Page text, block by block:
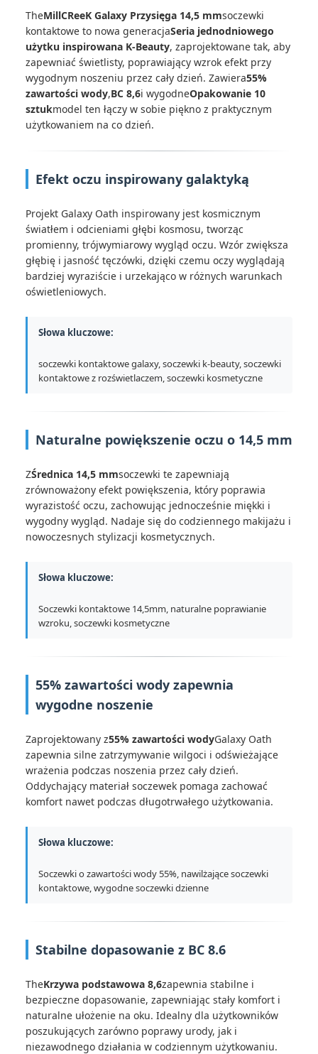
TheMillCReeK Galaxy Przysięga 14,5 mmsoczewki
kontaktowe to nowa generacjaSeria jednodniowego
użytku inspirowana K-Beauty, zaprojektowane tak, aby
zapewniać świetlisty, poprawiający wzrok efekt przy
wygodnym noszeniu przez cały dzień. Zawiera55%
zawartości wody,BC 8,6i wygodneOpakowanie 10
sztukmodel ten łączy w sobie piękno z praktycznym
użytkowaniem na co dzień.
Efekt oczu inspirowany galaktyką
Projekt Galaxy Oath inspirowany jest kosmicznym
światłem i odcieniami głębi kosmosu, tworząc
promienny, trójwymiarowy wygląd oczu. Wzór zwiększa
głębię i jasność tęczówki, dzięki czemu oczy wyglądają
bardziej wyraziście i urzekająco w różnych warunkach
oświetleniowych.
Słowa kluczowe:
soczewki kontaktowe galaxy, soczewki k-beauty, soczewki
kontaktowe z rozświetlaczem, soczewki kosmetyczne
Naturalne powiększenie oczu o 14,5 mm
ZŚrednica 14,5 mmsoczewki te zapewniają
zrównoważony efekt powiększenia, który poprawia
wyrazistość oczu, zachowując jednocześnie miękki i
wygodny wygląd. Nadaje się do codziennego makijażu i
nowoczesnych stylizacji kosmetycznych.
Słowa kluczowe:
Soczewki kontaktowe 14,5mm, naturalne poprawianie
wzroku, soczewki kosmetyczne
55% zawartości wody zapewnia
wygodne noszenie
Zaprojektowany z55% zawartości wodyGalaxy Oath
zapewnia silne zatrzymywanie wilgoci i odświeżające
wrażenia podczas noszenia przez cały dzień.
Oddychający materiał soczewek pomaga zachować
komfort nawet podczas długotrwałego użytkowania.
Słowa kluczowe:
Soczewki o zawartości wody 55%, nawilżające soczewki
kontaktowe, wygodne soczewki dzienne
Stabilne dopasowanie z BC 8.6
TheKrzywa podstawowa 8,6zapewnia stabilne i
bezpieczne dopasowanie, zapewniając stały komfort i
naturalne ułożenie na oku. Idealny dla użytkowników
poszukujących zarówno poprawy urody, jak i
niezawodnego działania w codziennym użytkowaniu.